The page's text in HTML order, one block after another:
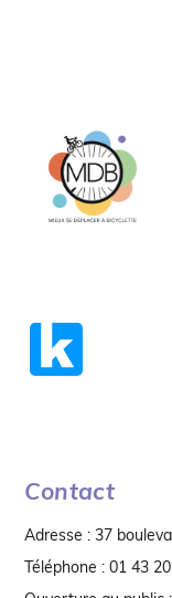
Contact
Adresse : 37
Téléphone : 01 43